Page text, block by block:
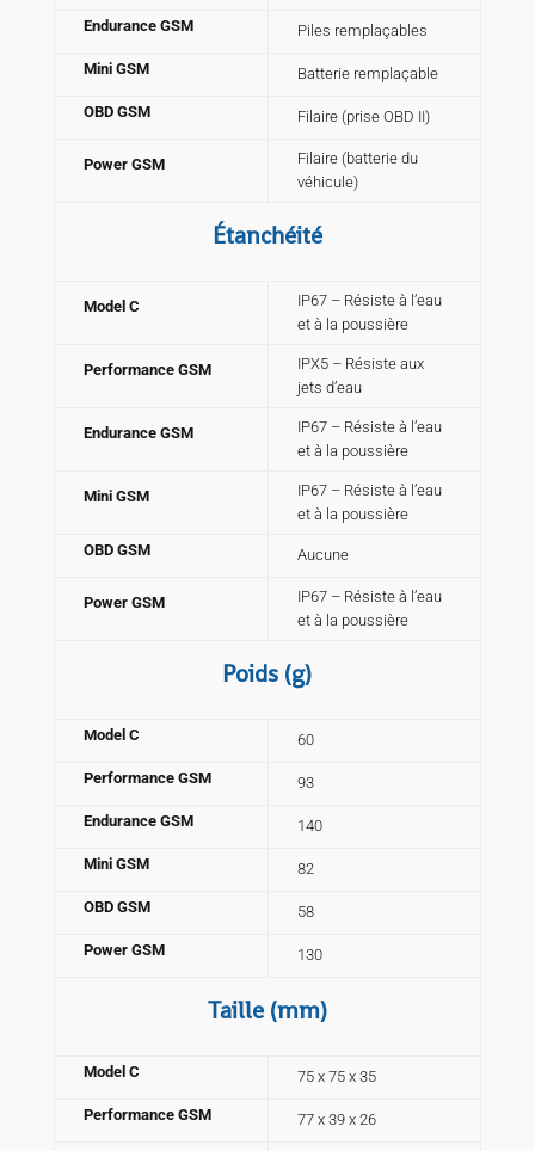
Endurance GSM
Piles remplaçables
Mini GSM Batterie remplaçable
OBD GSM Filaire (prise OBD II)
Power GSM
Filaire (batterie du
véhicule)
Étanchéité
Model C
IP67 – Résiste à l’eau
et à la poussière
Performance GSM
IPX5 – Résiste aux
jets d’eau
Endurance GSM
IP67 – Résiste à l’eau
et à la poussière
Mini GSM
IP67 – Résiste à l’eau
et à la poussière
OBD GSM
Aucune
Power GSM
IP67 – Résiste à l’eau
et à la poussière
Poids (g)
Model C 60
Performance GSM 93
Endurance GSM 140
Mini GSM 82
OBD GSM 58
Power GSM 130
Taille (mm)
Model C 75 x 75 x 35
Performance GSM 77 x 39 x 26